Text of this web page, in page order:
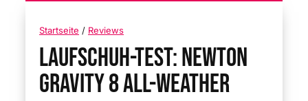
Startseite / Reviews
Laufschuh-Test: Newton
Gravity 8 All-Weather